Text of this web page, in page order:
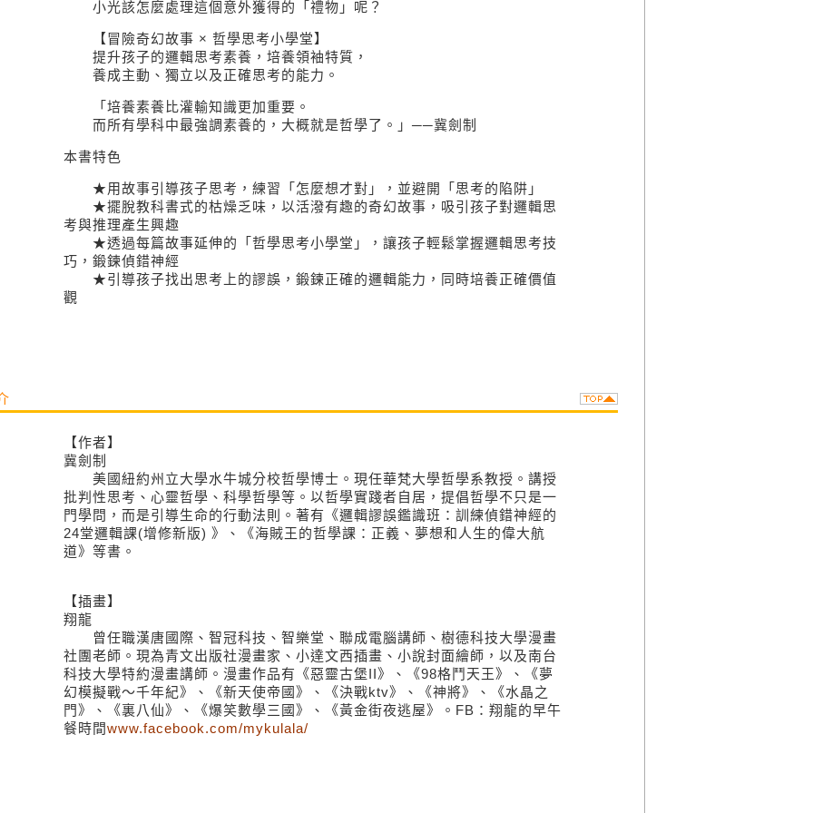
小光該怎麼處理這個意外獲得的「禮物」呢？
【冒險奇幻故事 × 哲學思考小學堂】
提升孩子的邏輯思考素養，培養領袖特質，
養成主動、獨立以及正確思考的能力。
「培養素養比灌輸知識更加重要。
而所有學科中最強調素養的，大概就是哲學了。」──冀劍制
本書特色
★用故事引導孩子思考，練習「怎麼想才對」，並避開「思考的陷阱」
★擺脫教科書式的枯燥乏味，以活潑有趣的奇幻故事，吸引孩子對邏輯思
考與推理產生興趣
★透過每篇故事延伸的「哲學思考小學堂」，讓孩子輕鬆掌握邏輯思考技
巧，鍛鍊偵錯神經
★引導孩子找出思考上的謬誤，鍛鍊正確的邏輯能力，同時培養正確價值
觀
【作者】
冀劍制
美國紐約州立大學水牛城分校哲學博士。現任華梵大學哲學系教授。講授
批判性思考、心靈哲學、科學哲學等。以哲學實踐者自居，提倡哲學不只是一
門學問，而是引導生命的行動法則。著有《邏輯謬誤鑑識班：訓練偵錯神經的
24堂邏輯課(增修新版) 》、《海賊王的哲學課：正義、夢想和人生的偉大航
道》等書。
【插畫】
翔龍
曾任職漢唐國際、智冠科技、智樂堂、聯成電腦講師、樹德科技大學漫畫
社團老師。現為青文出版社漫畫家、小達文西插畫、小說封面繪師，以及南台
科技大學特約漫畫講師。漫畫作品有《惡靈古堡II》、《98格鬥天王》、《夢
幻模擬戰～千年紀》、《新天使帝國》、《決戰ktv》、《神將》、《水晶之
門》、《裏八仙》、《爆笑數學三國》、《黃金街夜逃屋》。FB：翔龍的早午
餐時間www.facebook.com/mykulala/